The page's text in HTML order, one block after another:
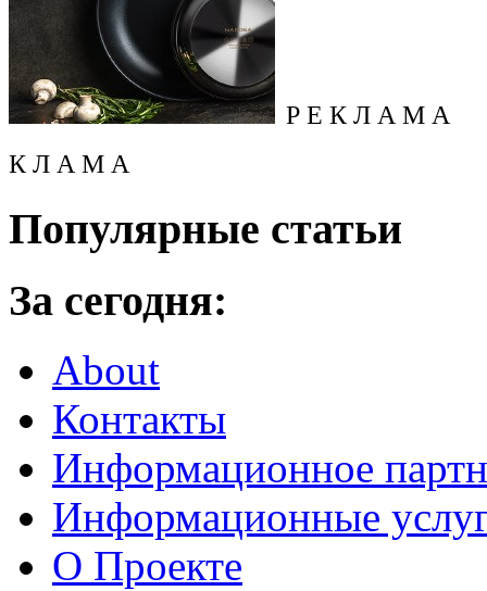
Р Е К Л А М А
К Л А М А
Популярные статьи
За сегодня:
About
Контакты
Информационное
Информационные
О Проекте